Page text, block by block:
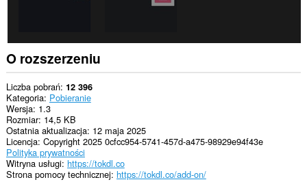
O rozszerzeniu
Liczba pobrań 12 396
Kategoria Pobieranie
Wersja 1.3
Rozmiar 14,5 KB
Ostatnia aktualizacja 12 maja 2025
Licencja Copyright 2025 0cfcc954-5741-457d-a475-98929e94f43e
Polityka prywatności
Witryna usługi https://tokdl.co
Strona pomocy technicznej https://tokdl.co/add-on/